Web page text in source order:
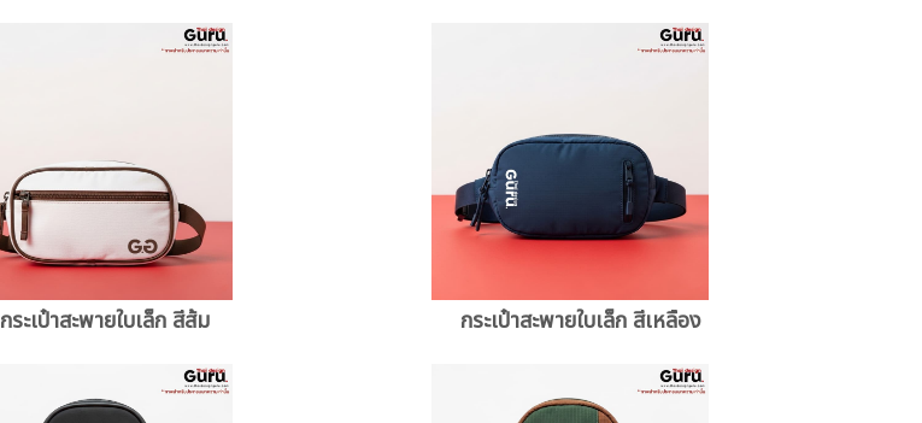
กระเป๋าสะพายใบเล็ก สีส้ม กระเป๋าสะพายใบเล็ก สีเหลือง